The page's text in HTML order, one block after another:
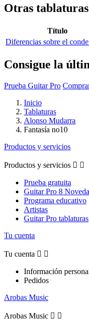
Otras tablaturas
Título
Diferencias sobre el
Consigue la
Prueba Guitar Pro
Inicio
Tablaturas
Alonso Mudarra
Fantasía no10
Productos y servicios
Productos y servicios  
Prueba gratuita
Guitar Pro 8
Programa educativo
Artistas
Guitar Pro tablaturas
Tu cuenta
Tu cuenta  
Información
Pedidos
Arobas Music
Arobas Music  